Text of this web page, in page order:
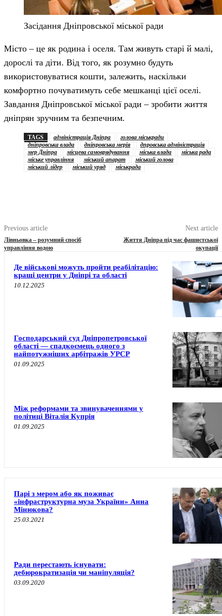
Засідання Дніпровської міської ради
Місто – це як родина і оселя. Там живуть старі й малі,
дорослі та діти. Від того, як розумно будуть
використовуватися кошти, залежить, наскільки
комфортно почуватимуть себе мешканці цієї оселі.
Завдання Дніпровської міської ради – зробити життя
дніпрян зручним та безпечним.
TAGS адміністрація Дніпра
голова міськради
дніпровська влада
дніпровська мерія
дпровська адміністрація
мер Дніпра
місцева самоврядування міська влада
міська рада
міське управління
міський апарат
міський голова
міський лідер
міський уряд міськрада
Previous article
Лівньовка – розумний спосіб
управління водою
Next article
Життя Дніпра під час фашистської
окупації
Де військові можуть пройти реабілітацію:
кращі центри у Дніпрі та області
10.12.2025
Господарський суд Дніпропетровської
області — спадкоємець одного з
найпотужніших арбітражів УРСР
01.09.2025
Між реформами та звинуваченнями у
політиці Віталія Купрія
01.09.2025
Парі з мером або як поживає
«інфраструктурна муза України» Анна
Мінюкова?
25.03.2021
Ради перестають існувати:
дебюрократизація чи маніпуляція?
03.09.2020